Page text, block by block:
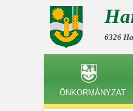
6326
ÖNKORMÁNYZAT